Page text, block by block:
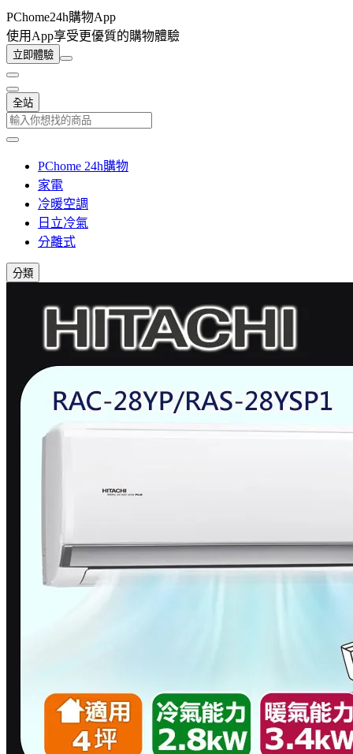
PChome24h購物App
使用App享受更優質的購物體驗
立即體驗
全站
PChome 24h購物
家電
冷暖空調
日立冷氣
分離式
分類